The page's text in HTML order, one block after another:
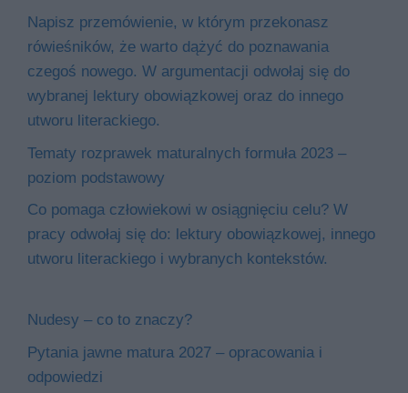
Napisz przemówienie, w którym przekonasz
rówieśników, że warto dążyć do poznawania
czegoś nowego. W argumentacji odwołaj się do
wybranej lektury obowiązkowej oraz do innego
utworu literackiego.
Tematy rozprawek maturalnych formuła 2023 –
poziom podstawowy
Co pomaga człowiekowi w osiągnięciu celu? W
pracy odwołaj się do: lektury obowiązkowej, innego
utworu literackiego i wybranych kontekstów.
Nudesy – co to znaczy?
Pytania jawne matura 2027 – opracowania i
odpowiedzi